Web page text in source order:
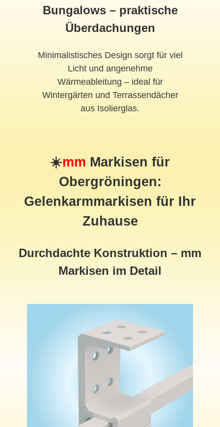
Bungalows – praktische
Überdachungen
Minimalistisches Design sorgt für viel
Licht und angenehme
Wärmeableitung – ideal für
Wintergärten und Terrassendächer
aus Isolierglas.
☀️mm Markisen für
Obergröningen:
Gelenkarmmarkisen für Ihr
Zuhause
Durchdachte Konstruktion – mm
Markisen im Detail